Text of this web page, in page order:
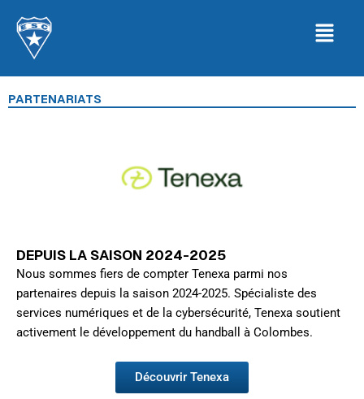
contenu
Menu
PARTENARIATS
DEPUIS LA SAISON 2024-2025
Nous sommes fiers de compter Tenexa parmi nos
partenaires depuis la saison 2024-2025. Spécialiste des
services numériques et de la cybersécurité, Tenexa soutient
activement le développement du handball à Colombes.
Découvrir Tenexa